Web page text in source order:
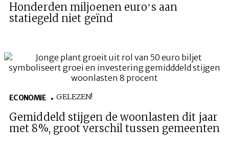
Honderden miljoenen euro’s aan
statiegeld niet geïnd
ECONOMIE GELEZEN!
Gemiddeld stijgen de woonlasten dit jaar
met 8%, groot verschil tussen gemeenten